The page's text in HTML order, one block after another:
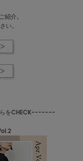
介。
い。
らをCHECK-------